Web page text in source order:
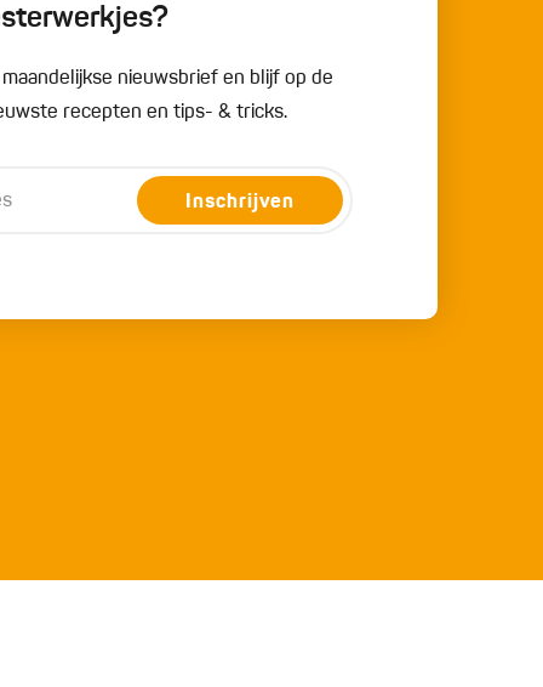
nieuwsbrief en blijf op de
recepten en tips- & tricks.
Inschrijven